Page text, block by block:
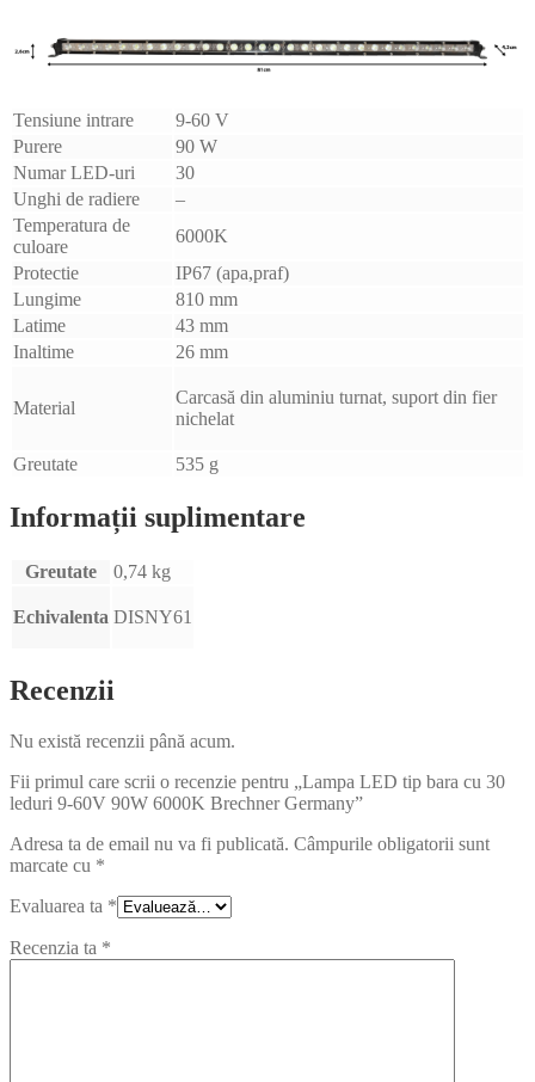
Tensiune intrare
9-60 V
Purere
90 W
Numar LED-uri
30
Unghi de radiere
–
Temperatura de
culoare
6000K
Protectie
IP67 (apa,praf)
Lungime
810 mm
Latime
43 mm
Inaltime
26 mm
Material
Carcasă din aluminiu turnat, suport din fier
nichelat
Greutate 535 g
Informații suplimentare
Greutate 0,74 kg
Echivalenta DISNY61
Recenzii
Nu există recenzii până acum.
Fii primul care scrii o recenzie pentru „Lampa LED tip bara cu 30
leduri 9-60V 90W 6000K Brechner Germany”
Adresa ta de email nu va fi publicată. Câmpurile obligatorii sunt
marcate cu *
Evaluarea ta *
Recenzia ta *